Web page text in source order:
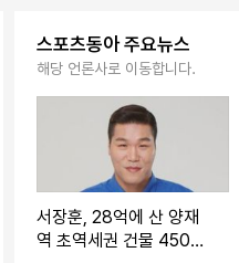
스포츠동아 주요뉴스
해당 언론사로 이동합니다.
서장훈, 28억에 산 양재
역 초역세권 건물 450억